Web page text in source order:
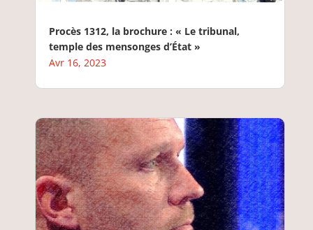
Procès 1312, la brochure : « Le tribunal,
temple des mensonges d’État »
Avr 16, 2023